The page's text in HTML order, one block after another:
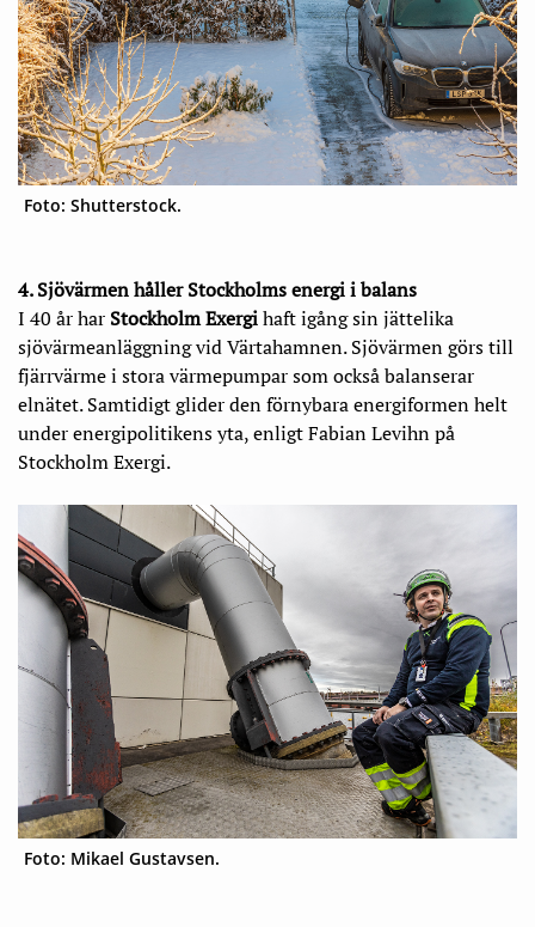
Foto: Shutterstock.
4. Sjövärmen håller Stockholms energi i balans
I 40 år har Stockholm Exergihaft igång sin jättelika
sjövärmeanläggning vid Värtahamnen. Sjövärmen görs till
fjärrvärme i stora värmepumpar som också balanserar
elnätet. Samtidigt glider den förnybara energiformen helt
under energipolitikens yta, enligt Fabian Levihn på
Stockholm Exergi.
Foto: Mikael Gustavsen.